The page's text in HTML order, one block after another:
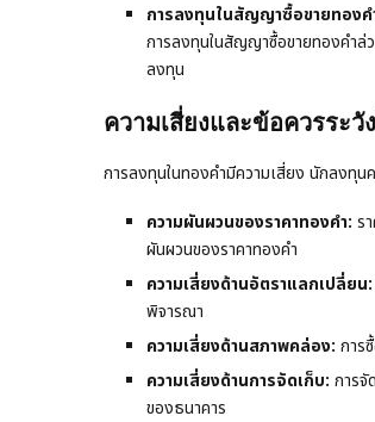
การลงทุนในสัญญาซื้อขายทองค
การลงทุนในสัญญาซื้อขายทองคำล่
ลงทุน
ความเสี่ยงและข้อควรระ
การลงทุนในทองคำมีความเสี่ยง นักลงทุ
ความผันผวนของราคาทองคำ: ร
ผันผวนของราคาทองคำ
ความเสี่ยงด้านอัตราแลกเปลี่ยน:
พิจารณา
ความเสี่ยงด้านสภาพคล่อง: การ
ความเสี่ยงด้านการจัดเก็บ: การจั
ของธนาคาร